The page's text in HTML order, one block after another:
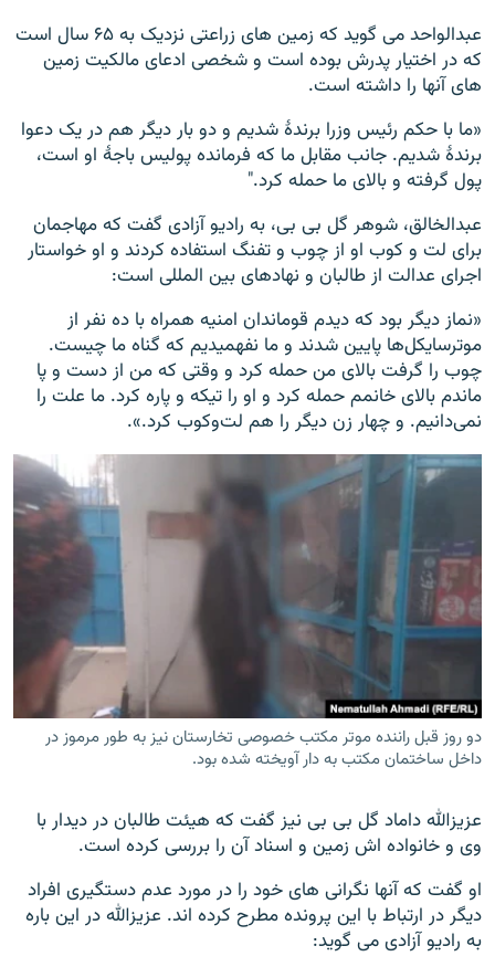
عبدالواحد می گوید که زمین های زراعتی نزدیک به ۶۵ سال است
که در اختیار پدرش بوده است و شخصی ادعای مالکیت زمین
های آنها را داشته است.
«ما با حکم رئیس وزرا برندۀ شدیم و دو بار دیگر هم در یک دعوا
برندۀ شدیم. جانب مقابل ما که فرمانده پولیس باجۀ او است،
پول گرفته و بالای ما حمله کرد."
عبدالخالق، شوهر گل بی بی، به رادیو آزادی گفت که مهاجمان
برای لت و کوب او از چوب و تفنگ استفاده کردند و او خواستار
اجرای عدالت از طالبان و نهادهای بین المللی است:
«نماز دیگر بود که دیدم قوماندان امنیه همراه با ده نفر از
موترسایکل‌ها پایین شدند و ما نفهمیدیم که گناه ما چیست.
چوب را گرفت بالای من حمله کرد و وقتی که من از دست و پا
ماندم بالای خانمم حمله کرد و او را تیکه و پاره کرد. ما علت را
نمی‌دانیم. و چهار زن دیگر را هم لت‌وکوب کرد.».
دو روز قبل راننده موتر مکتب خصوصی تخارستان نیز به طور مرموز در
داخل ساختمان مکتب به دار آویخته شده بود.
عزیزالله داماد گل بی بی نیز گفت که هیئت طالبان در دیدار با
وی و خانواده اش زمین و اسناد آن را بررسی کرده است.
او گفت که آنها نگرانی های خود را در مورد عدم دستگیری افراد
دیگر در ارتباط با این پرونده مطرح کرده اند. عزیزالله در این باره
به رادیو آزادی می گوید: